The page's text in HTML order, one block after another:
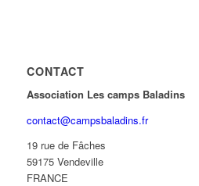
CONTACT
Association Les camps Baladins
contact@campsbaladins.fr
19 rue de Fâches
59175 Vendeville
FRANCE